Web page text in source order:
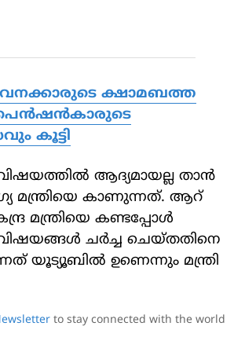
ക്ഷാമബത്ത
പെന്‍ഷന്‍കാരുടെ
കൂട്ടി
ആദ്യമായല്ല താൻ
മന്ത്രിയെ കാണുന്നത്. ആറ്
മന്ത്രിയെ കണ്ടപ്പോൾ
ചർച്ച ചെയ്തതിനെ
യൂട്യൂബിൽ ഉണെന്നും മന്ത്രി
to stay connected with the world